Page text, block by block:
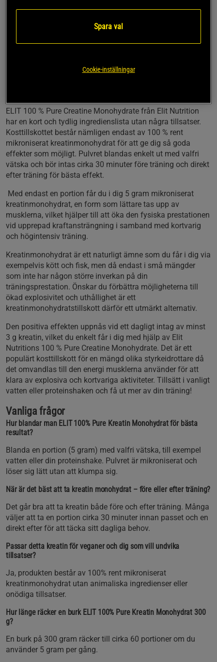
Innehåller 5 gram rent kreatinmonohydrat per portion
Hjälper till att öka explosivitet och styrka i samband
med kortvarig och högintensiv träning
ELIT 100 % Pure Creatine Monohydrate från Elit Nutrition
har en kort och tydlig ingredienslista utan några tillsatser.
Kosttillskottet består nämligen endast av 100 % rent
mikroniserat kreatinmonohydrat för att ge dig så goda
effekter som möjligt. Pulvret blandas enkelt ut med valfri
vätska och bör intas cirka 30 minuter före träning och direkt
efter träning för bästa effekt.
Med endast en portion får du i dig 5 gram mikroniserat
kreatinmonohydrat, en form som lättare tas upp av
musklerna, vilket hjälper till att öka den fysiska prestationen
vid upprepad kraftansträngning i samband med kortvarig
och högintensiv träning.
Kreatinmonohydrat är ett naturligt ämne som du får i dig via
exempelvis kött och fisk, men då endast i små mängder
som inte har någon större inverkan på din
träningsprestation. Önskar du förbättra möjligheterna till
ökad explosivitet och uthållighet är ett
kreatinmonohydratstillskott därför ett utmärkt alternativ.
Den positiva effekten uppnås vid ett dagligt intag av minst
3 g kreatin, vilket du enkelt får i dig med hjälp av Elit
Nutritions 100 % Pure Creatine Monohydrate. Det är ett
populärt kosttillskott för en mängd olika styrkeidrottare då
det omvandlas till den energi musklerna använder för att
klara av explosiva och kortvariga aktiviteter. Tillsätt i vanligt
vatten eller proteinshaken och få ut mer av din träning!
Vanliga frågor
Hur blandar man ELIT 100% Pure Kreatin Monohydrat för bästa
resultat?
Blanda en portion (5 gram) med valfri vätska, till exempel
vatten eller din proteinshake. Pulvret är mikroniserat och
löser sig lätt utan att klumpa sig.
När är det bäst att ta kreatin monohydrat – före eller efter träning?
Det går bra att ta kreatin både före och efter träning. Många
väljer att ta en portion cirka 30 minuter innan passet och en
direkt efter för att täcka sitt dagliga behov.
Passar detta kreatin för veganer och dig som vill undvika
tillsatser?
Ja, produkten består av 100% rent mikroniserat
kreatinmonohydrat utan animaliska ingredienser eller
onödiga tillsatser.
Hur länge räcker en burk ELIT 100% Pure Kreatin Monohydrat 300
g?
En burk på 300 gram räcker till cirka 60 portioner om du
använder 5 gram per gång.
Spara val
Cookie-inställningar